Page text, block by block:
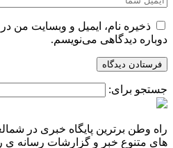
ذخیره نام، ایمیل و وبسایت من
دوباره دیدگاهی می‌نویسم.
جستجو برای:
راه وطن برترین پایگاه خبری در
های متنوع خبر و گزارشات رسانه ی